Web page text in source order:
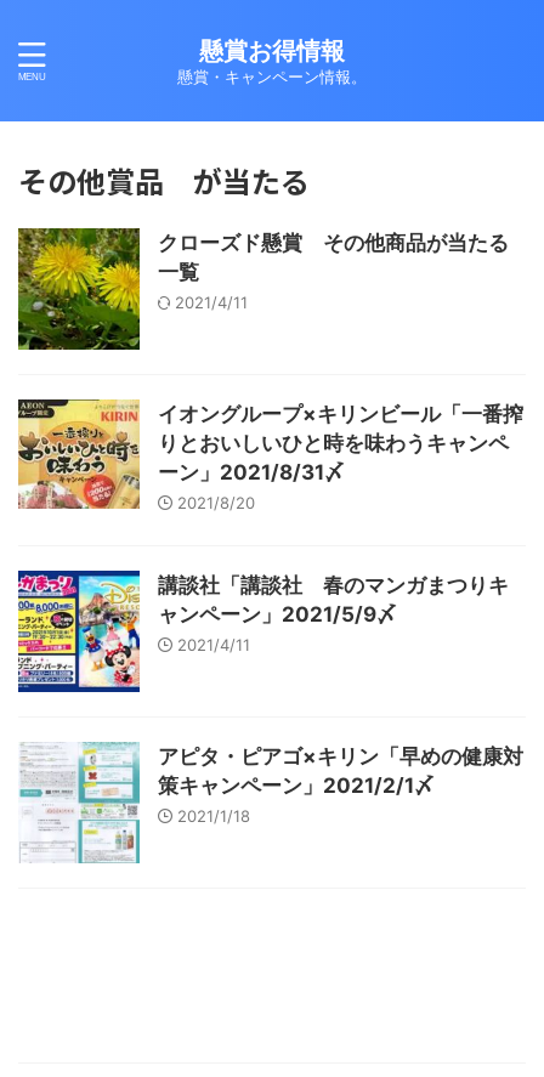
懸賞お得情報
懸賞・キャンペーン情報。
その他賞品 が当たる
クローズド懸賞 その他商品が当たる
一覧
2021/4/11
イオングループ×キリンビール「一番搾
りとおいしいひと時を味わうキャンペ
ーン」2021/8/31〆
2021/8/20
講談社「講談社 春のマンガまつりキ
ャンペーン」2021/5/9〆
2021/4/11
アピタ・ピアゴ×キリン「早めの健康対
策キャンペーン」2021/2/1〆
2021/1/18